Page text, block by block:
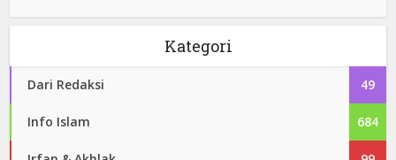
Kategori
Dari Redaksi 49
Info Islam 684